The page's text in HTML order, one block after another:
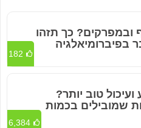
ובמפרקים? כך תזהו
בפיברומיאלגיה
182
טוב יותר?
שמובילים בכמות
6,384